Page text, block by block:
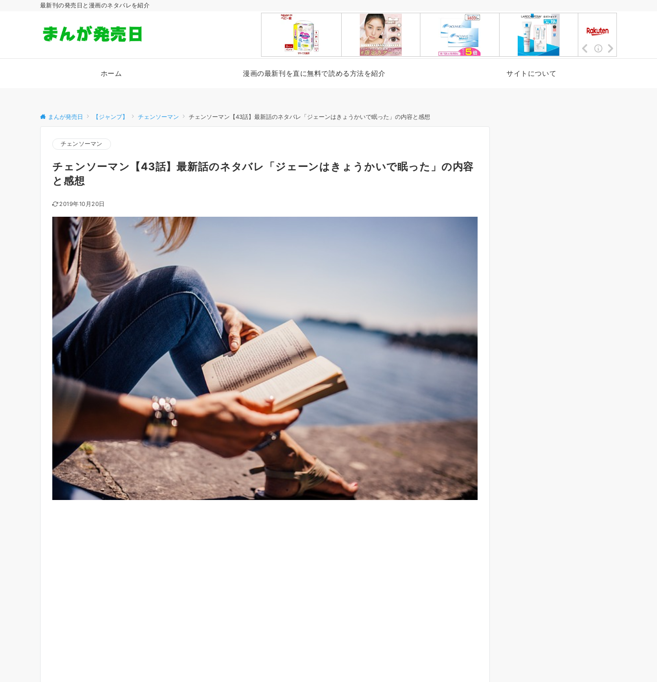
最新刊の発売日と漫画のネタバレを紹介
ホーム 漫画の最新刊を直に無料で読める方法を紹介 サイトについて
まんが発売日 【ジャンプ】 チェンソーマン チェンソーマン【43話】最新話のネタバレ「ジェーンはきょうかいで眠った」の内容と感想
チェンソーマン
チェンソーマン【43話】最新話のネタバレ「ジェーンはきょうかいで眠った」の内容
と感想
2019年10月20日